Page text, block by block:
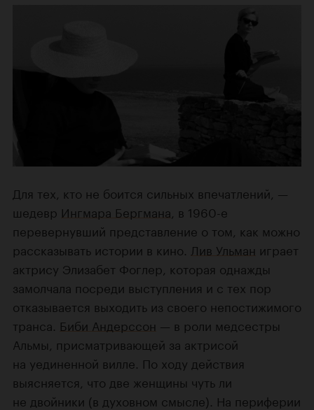
Для тех, кто не боится сильных впечатлений, —
шедевр Ингмара Бергмана, в 1960-е
перевернувший представление о том, как можно
рассказывать истории в кино. Лив Ульман играет
актрису Элизабет Фоглер, которая однажды
замолчала посреди выступления и с тех пор
отказывается выходить из своего непостижимого
транса. Биби Андерссон — в роли медсестры
Альмы, присматривающей за актрисой
на уединенной вилле. По ходу действия
выясняется, что две женщины чуть ли
не двойники (в духовном смысле). На периферии